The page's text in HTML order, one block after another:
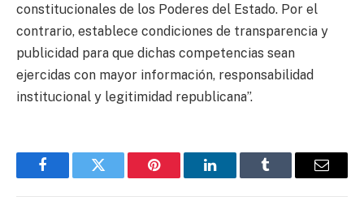
constitucionales de los Poderes del Estado. Por el
contrario, establece condiciones de transparencia y
publicidad para que dichas competencias sean
ejercidas con mayor información, responsabilidad
institucional y legitimidad republicana”.
FacebookTwitter Pinterest LinkedInTumblr Email